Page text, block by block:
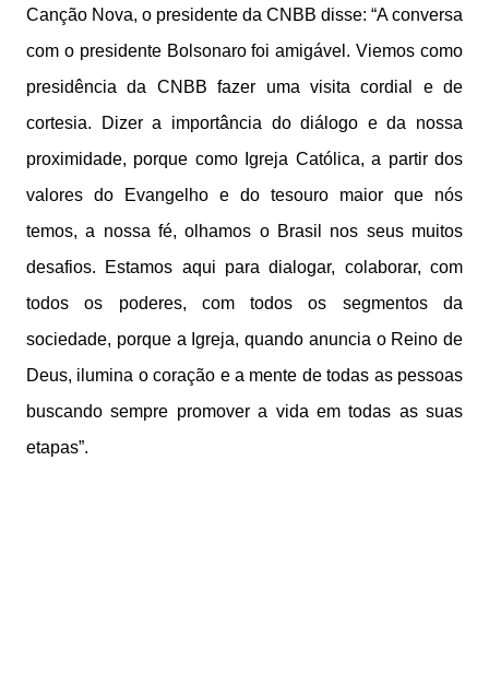
Canção Nova, o presidente da CNBB disse: “A conversa
com o presidente Bolsonaro foi amigável. Viemos como
presidência da CNBB fazer uma visita cordial e de
cortesia. Dizer a importância do diálogo e da nossa
proximidade, porque como Igreja Católica, a partir dos
valores do Evangelho e do tesouro maior que nós
temos, a nossa fé, olhamos o Brasil nos seus muitos
desafios. Estamos aqui para dialogar, colaborar, com
todos os poderes, com todos os segmentos da
sociedade, porque a Igreja, quando anuncia o Reino de
Deus, ilumina o coração e a mente de todas as pessoas
buscando sempre promover a vida em todas as suas
etapas”.